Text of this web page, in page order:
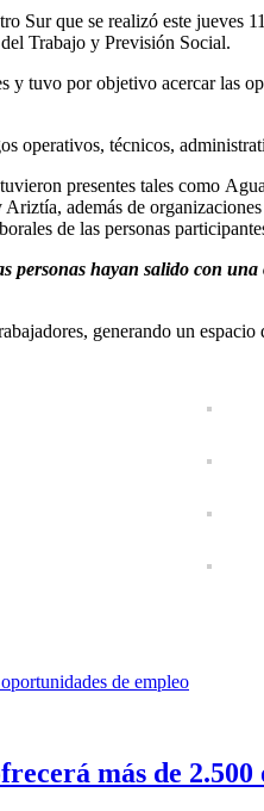
Sur que se realizó este
Trabajo y Previsión Social.
tuvo por objetivo acercar las
operativos, técnicos,
presentes tales como
además de
de las personas
personas hayan salido con
generando un
más de 2.500